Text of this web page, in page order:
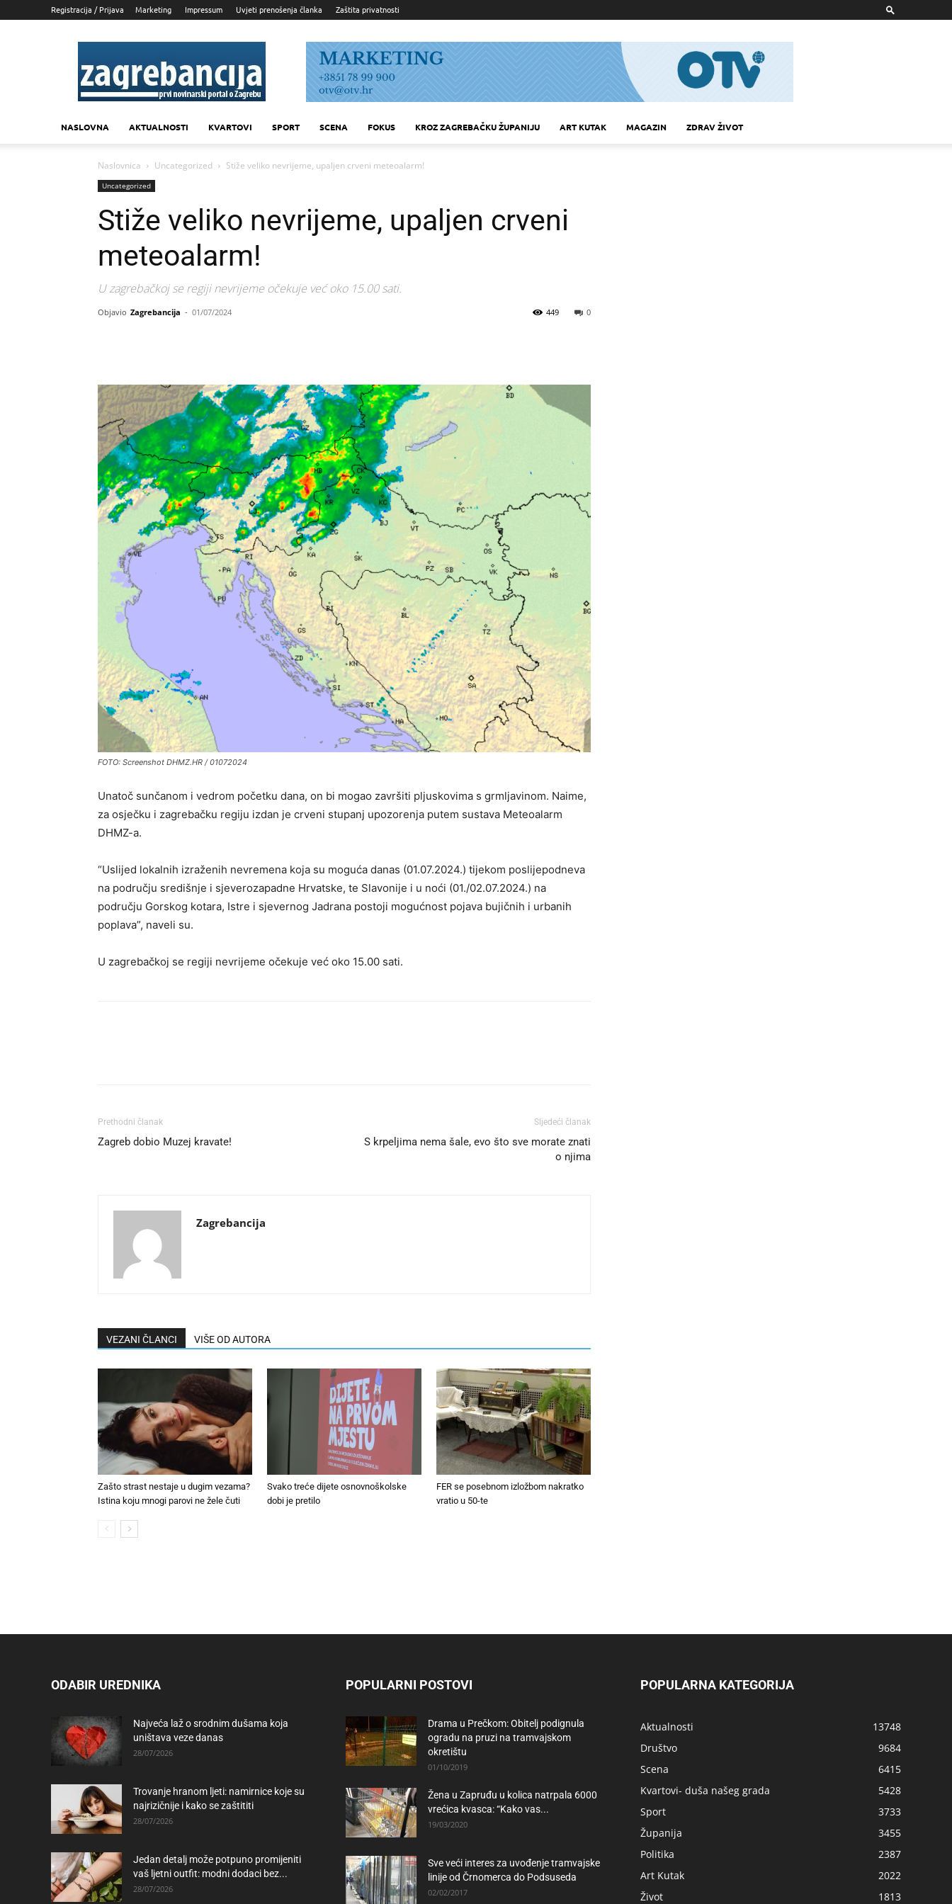
Registracija / Prijava Marketing Impressum Uvjeti prenošenja članka Zaštita privatnosti
Zagrebancija
NASLOVNA AKTUALNOSTI KVARTOVI SPORT SCENA FOKUS KROZ ZAGREBAČKU ŽUPANIJU ART KUTAK MAGAZIN ZDRAV ŽIVOT
Naslovnica Uncategorized Stiže veliko nevrijeme, upaljen crveni meteoalarm!
Uncategorized
Stiže veliko nevrijeme, upaljen crveni
meteoalarm!
U zagrebačkoj se regiji nevrijeme očekuje već oko 15.00 sati.
Objavio Zagrebancija - 01/07/2024 0
449
FOTO: Screenshot DHMZ.HR / 01072024
Unatoč sunčanom i vedrom početku dana, on bi mogao završiti pljuskovima s grmljavinom. Naime,
za osječku i zagrebačku regiju izdan je crveni stupanj upozorenja putem sustava Meteoalarm
DHMZ-a.
“Uslijed lokalnih izraženih nevremena koja su moguća danas (01.07.2024.) tijekom poslijepodneva
na području središnje i sjeverozapadne Hrvatske, te Slavonije i u noći (01./02.07.2024.) na
području Gorskog kotara, Istre i sjevernog Jadrana postoji mogućnost pojava bujičnih i urbanih
poplava”, naveli su.
U zagrebačkoj se regiji nevrijeme očekuje već oko 15.00 sati.
Prethodni članak
Zagreb dobio Muzej kravate!
Sljedeći članak
S krpeljima nema šale, evo što sve morate znati
o njima
Zagrebancija
VEZANI ČLANCI VIŠE OD AUTORA
Zašto strast nestaje u dugim vezama?
Istina koju mnogi parovi ne žele čuti
Svako treće dijete osnovnoškolske
dobi je pretilo
FER se posebnom izložbom nakratko
vratio u 50-te
ODABIR UREDNIKA
Najveća laž o srodnim dušama koja
uništava veze danas
28/07/2026
Trovanje hranom ljeti: namirnice koje su
najrizičnije i kako se zaštititi
28/07/2026
Jedan detalj može potpuno promijeniti
vaš ljetni outfit: modni dodaci bez...
28/07/2026
POPULARNI POSTOVI
Drama u Prečkom: Obitelj podignula
ogradu na pruzi na tramvajskom
okretištu
01/10/2019
Žena u Zapruđu u kolica natrpala 6000
vrećica kvasca: “Kako vas...
19/03/2020
Sve veći interes za uvođenje tramvajske
linije od Črnomerca do Podsuseda
02/02/2017
POPULARNA KATEGORIJA
Aktualnosti
13748
Društvo
9684
Scena
6415
Kvartovi- duša našeg grada
5428
Sport
3733
Županija
3455
Politika
2387
Art Kutak
2022
Život
1813